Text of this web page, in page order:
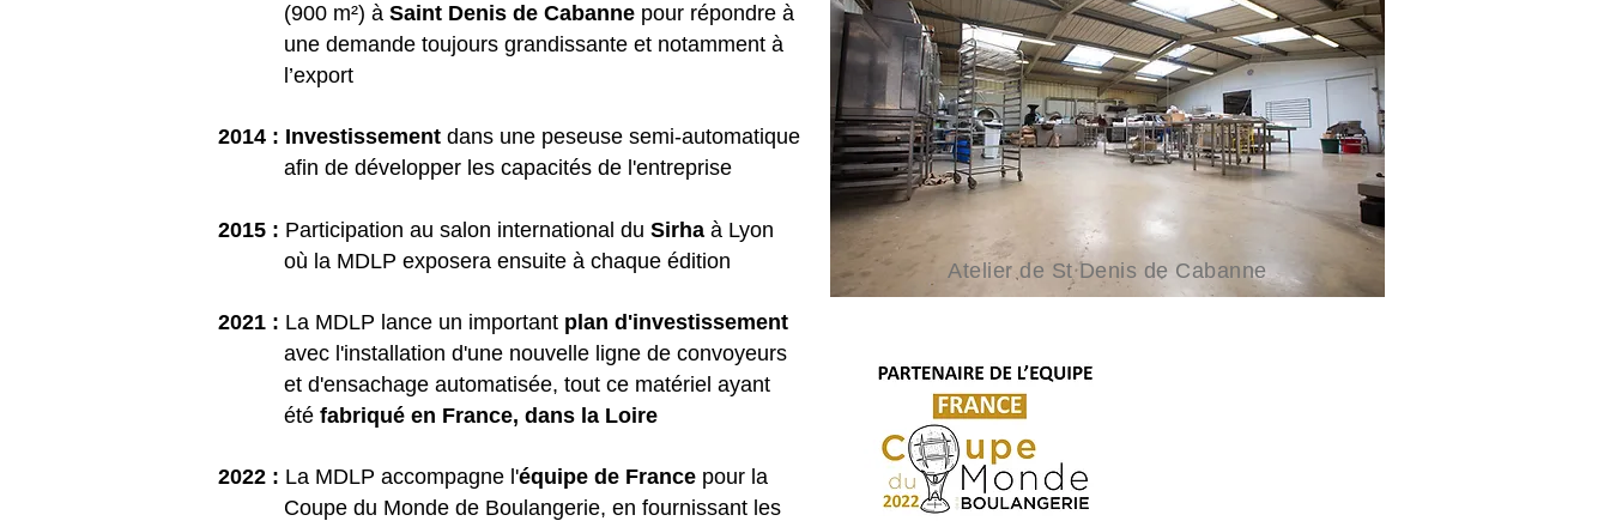
(900 m²) à Saint Denis de Cabanne pour répondre à
une demande toujours grandissante et notamment à
l’export
2014 : Investissement dans une peseuse semi-automatique
afin de développer les capacités de l'entreprise
2015 : Participation au salon international du Sirha à Lyon
où la MDLP exposera ensuite à chaque édition
2021 : La MDLP lance un important plan d'investissement
avec l'installation d'une nouvelle ligne de convoyeurs
et d'ensachage automatisée, tout ce matériel ayant
été fabriqué en France, dans la Loire
2022 : La MDLP accompagne l'équipe de France pour la
Coupe du Monde de Boulangerie, en fournissant les
Atelier de St Denis de Cabanne